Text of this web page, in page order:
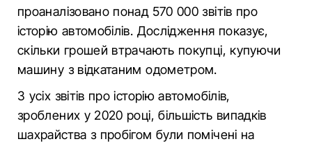
проаналізовано понад 570 000 звітів про
історію автомобілів. Дослідження показує,
скільки грошей втрачають покупці, купуючи
машину з відкатаним одометром.
З усіх звітів про історію автомобілів,
зроблених у 2020 році, більшість випадків
шахрайства з пробігом були помічені на